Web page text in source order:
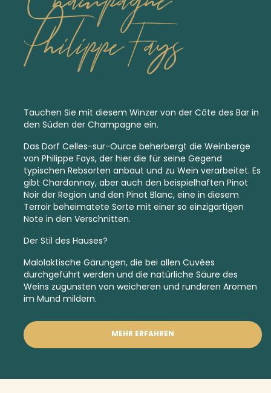
Philippe Fays
Tauchen Sie mit diesem Winzer von der Côte des Bar in
den Süden der Champagne ein.
Das Dorf Celles-sur-Ource beherbergt die Weinberge
von Philippe Fays, der hier die für seine Gegend
typischen Rebsorten anbaut und zu Wein verarbeitet. Es
gibt Chardonnay, aber auch den beispielhaften Pinot
Noir der Region und den Pinot Blanc, eine in diesem
Terroir beheimatete Sorte mit einer so einzigartigen
Note in den Verschnitten.
Der Stil des Hauses?
Malolaktische Gärungen, die bei allen Cuvées
durchgeführt werden und die natürliche Säure des
Weins zugunsten von weicheren und runderen Aromen
im Mund mildern.
MEHR ERFAHREN